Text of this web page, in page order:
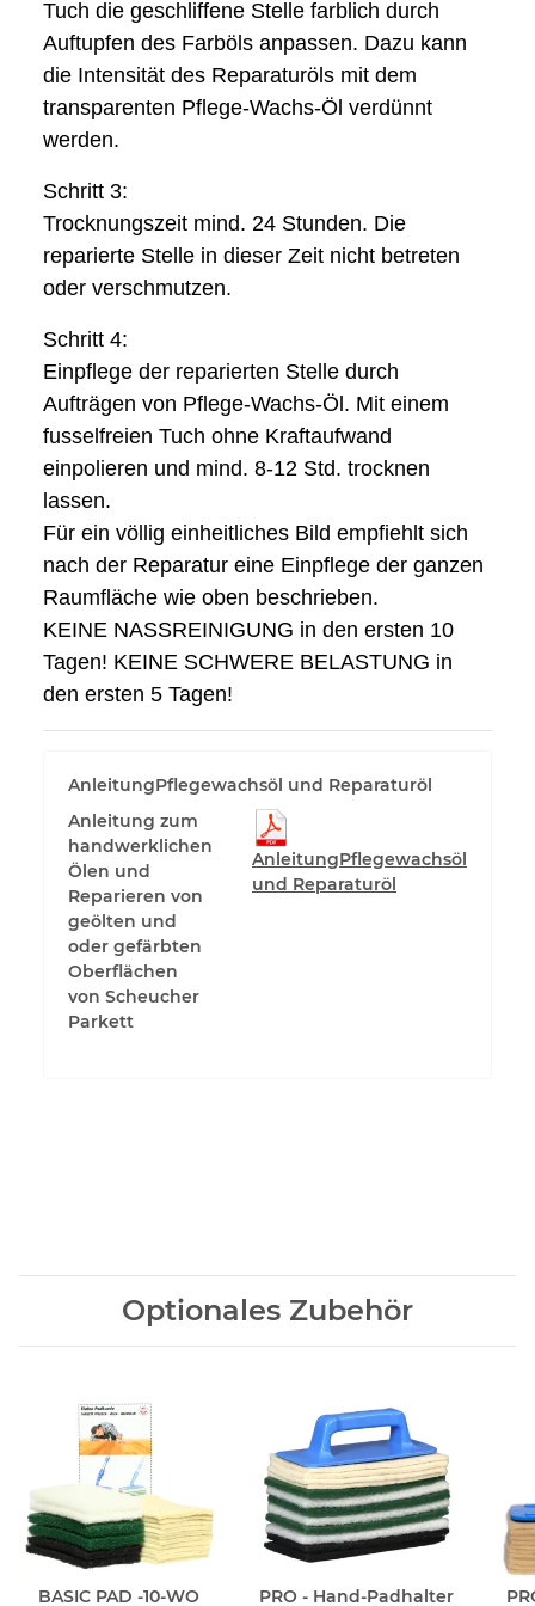
Tuch die geschliffene Stelle farblich durch
Auftupfen des Farböls anpassen. Dazu kann
die Intensität des Reparaturöls mit dem
transparenten Pflege-Wachs-Öl verdünnt
werden.
Schritt 3:
Trocknungszeit mind. 24 Stunden. Die
reparierte Stelle in dieser Zeit nicht betreten
oder verschmutzen.
Schritt 4:
Einpflege der reparierten Stelle durch
Aufträgen von Pflege-Wachs-Öl. Mit einem
fusselfreien Tuch ohne Kraftaufwand
einpolieren und mind. 8-12 Std. trocknen
lassen.
Für ein völlig einheitliches Bild empfiehlt sich
nach der Reparatur eine Einpflege der ganzen
Raumfläche wie oben beschrieben.
KEINE NASSREINIGUNG in den ersten 10
Tagen! KEINE SCHWERE BELASTUNG in
den ersten 5 Tagen!
AnleitungPflegewachsöl und Reparaturöl
Anleitung zum
handwerklichen
Ölen und
Reparieren von
geölten und
oder gefärbten
Oberflächen
von Scheucher
Parkett
AnleitungPflegewachsöl
und Reparaturöl
Optionales Zubehör
BASIC PAD -10-WO
PRO - Hand-Padhalter